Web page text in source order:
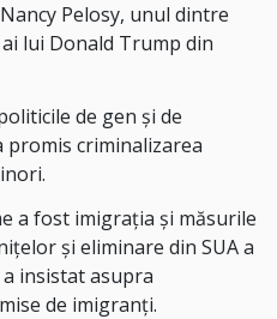
Pelosy, unul dintre
lui Donald Trump din
de gen și de
promis criminalizarea
a fost imigrația și măsurile
și eliminare din SUA a
insistat asupra
de imigranți.